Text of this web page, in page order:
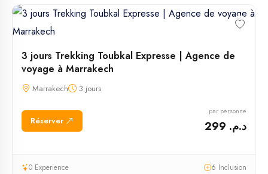
3 jours Trekking Toubkal Expresse | Agence de
voyage à Marrakech
Marrakech 3 jours
Réserver
par personne
د.م. 299
0 Experience 6 Inclusion